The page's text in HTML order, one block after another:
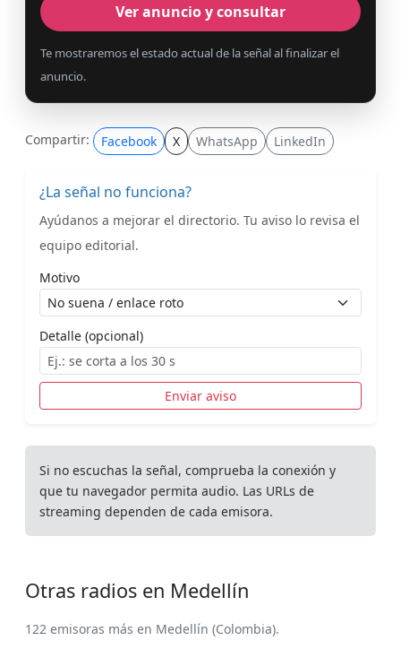
Ver anuncio y consultar
Te mostraremos el estado actual de la señal al finalizar el
anuncio.
Compartir: Facebook X WhatsApp LinkedIn
¿La señal no funciona?
Ayúdanos a mejorar el directorio. Tu aviso lo revisa el
equipo editorial.
Motivo
Detalle (opcional)
Enviar aviso
Si no escuchas la señal, comprueba la conexión y
que tu navegador permita audio. Las URLs de
streaming dependen de cada emisora.
Otras radios en Medellín
122 emisoras más en Medellín (Colombia).